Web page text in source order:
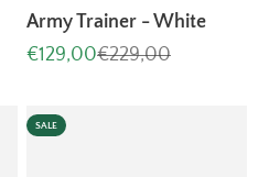
Army Trainer - White
Aanbiedingsprijs
€129,00Normale prijs
€229,00
SALE